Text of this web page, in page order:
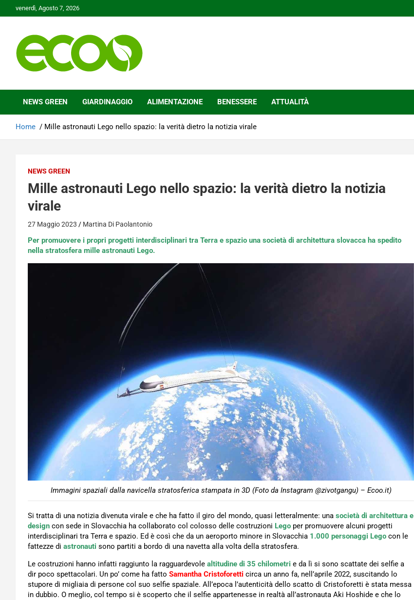
to
venerdì, Agosto 7, 2026
Ecoo.it
NEWS GREEN GIARDINAGGIO ALIMENTAZIONE BENESSERE ATTUALITÀ
Home Mille astronauti Lego nello spazio: la verità dietro la notizia virale
NEWS GREEN
Mille astronauti Lego nello spazio: la verità dietro la notizia
virale
27 Maggio 2023 Martina Di Paolantonio
Per promuovere i propri progetti interdisciplinari tra Terra e spazio una società di architettura slovacca ha spedito
nella stratosfera mille astronauti Lego.
Immagini spaziali dalla navicella stratosferica stampata in 3D (Foto da Instagram @zivotgangu) – Ecoo.it)
Si tratta di una notizia divenuta virale e che ha fatto il giro del mondo, quasi letteralmente: una società di architettura e
design con sede in Slovacchia ha collaborato col colosso delle costruzioni Lego per promuovere alcuni progetti
interdisciplinari tra Terra e spazio. Ed è così che da un aeroporto minore in Slovacchia 1.000 personaggi Lego con le
fattezze di astronauti sono partiti a bordo di una navetta alla volta della stratosfera.
Le costruzioni hanno infatti raggiunto la ragguardevole altitudine di 35 chilometri e da lì si sono scattate dei selfie a
dir poco spettacolari. Un po’ come ha fatto Samantha Cristoforetti circa un anno fa, nell’aprile 2022, suscitando lo
stupore di migliaia di persone col suo selfie spaziale. All’epoca l’autenticità dello scatto di Cristoforetti è stata messa
in dubbio. O meglio, col tempo si è scoperto che il selfie appartenesse in realtà all’astronauta Aki Hoshide e che lo